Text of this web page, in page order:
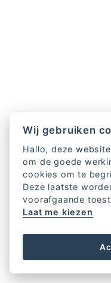
Wij gebruiken
Hallo, deze
om de goede
cookies om te
Deze laatste
voorafgaande
Laat me kiezen